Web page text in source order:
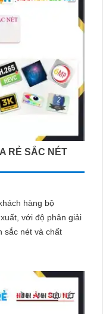
RẺ SẮC NÉT
hàng bộ
với độ phân giải
sắc nét và chất